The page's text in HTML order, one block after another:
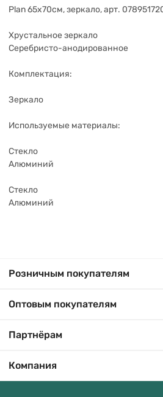
Plan 65х70см, зеркало, арт.
Хрустальное зеркало
Серебристо-анодированное
Комплектация:
Зеркало
Используемые материалы:
Стекло
Алюминий
Стекло
Алюминий
Розничным покупателям
Оптовым покупателям
Партнёрам
Компания